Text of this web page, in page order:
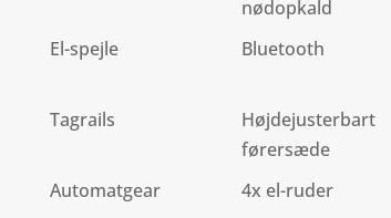
nødopkald
El-spejle Bluetooth
Tagrails
Højdejusterbart
førersæde
Automatgear
4x el-ruder